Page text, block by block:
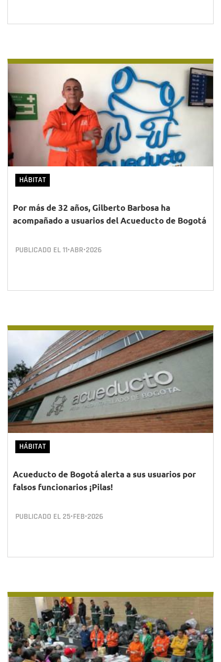
HÁBITAT
Por más de 32 años, Gilberto Barbosa ha
acompañado a usuarios del Acueducto de Bogotá
PUBLICADO EL11•ABR•2026
HÁBITAT
Acueducto de Bogotá alerta a sus usuarios por
falsos funcionarios ¡Pilas!
PUBLICADO EL 25•FEB•2026